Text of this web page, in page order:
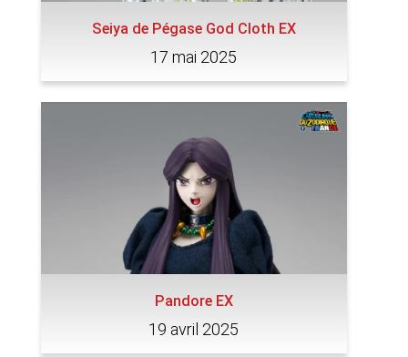
Seiya de Pégase God Cloth EX
17 mai 2025
Pandore EX
19 avril 2025